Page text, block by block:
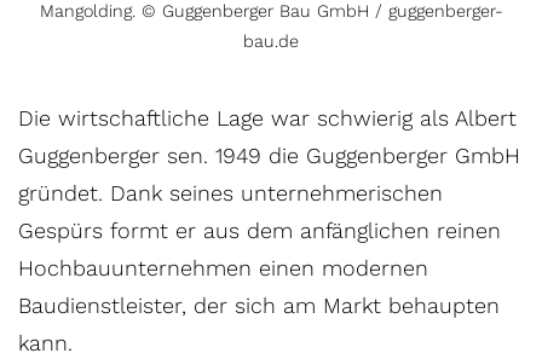
Mangolding. © Guggenberger Bau GmbH / guggenberger-
bau.de
Die wirtschaftliche Lage war schwierig als Albert
Guggenberger sen. 1949 die Guggenberger GmbH
gründet. Dank seines unternehmerischen
Gespürs formt er aus dem anfänglichen reinen
Hochbauunternehmen einen modernen
Baudienstleister, der sich am Markt behaupten
kann.